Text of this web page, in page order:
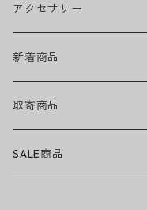
EMINEM
GREEN DAY
GUNS N' ROSES
LADY GAGA
ベアリング
トラック
ヘルメット・プロテクター
アクセサリー・小物
ヘッドウェア
キャップ
ハット
ネックウェア
トップス
Tシャツ・ロングTシャツ
ボトムス
アクセサリー
ハードグッズ
バッグ・ポーチ
サングラス
新着商品
取寄商品
SALE商品